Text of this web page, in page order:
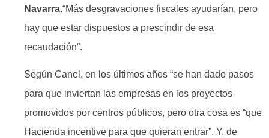
Navarra.“Más desgravaciones fiscales ayudarían, pero
hay que estar dispuestos a prescindir de esa
recaudación”.
Según Canel, en los últimos años “se han dado pasos
para que inviertan las empresas en los proyectos
promovidos por centros públicos, pero otra cosa es “que
Hacienda incentive para que quieran entrar”. Y, de